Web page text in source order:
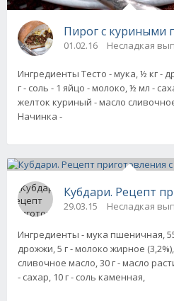
Пирог с куриными
01.02.16 Несладкая
Ингредиенты Тесто - мука, ½ кг -
г - соль - 1 яйцо - молоко, ½ мл -
желток куриный - масло
Начинка -
Кубдари. Рецепт
29.03.15 Несладкая
Ингредиенты - мука пшеничная,
дрожжи, 5 г - молоко жирное
сливочное масло, 30 г - масло
- сахар, 10 г - соль каменная,